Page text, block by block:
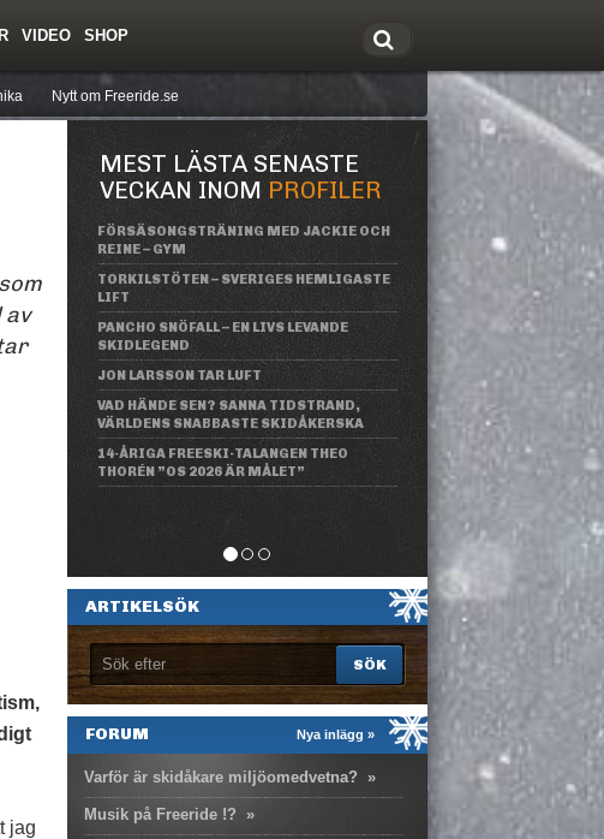
Nytt om Freeride.se
VIDEO SHOP
av
jag
MEST LÄSTA SENASTE
VECKAN INOM PROFILER
FÖRSÄSONGSTRÄNING MED JACKIE OCH
REINE – GYM
TORKILSTÖTEN – SVERIGES HEMLIGASTE
LIFT
PANCHO SNÖFALL – EN LIVS LEVANDE
SKIDLEGEND
JON LARSSON TAR LUFT
VAD HÄNDE SEN? SANNA TIDSTRAND,
VÄRLDENS SNABBASTE SKIDÅKERSKA
14-ÅRIGA FREESKI-TALANGEN THEO
THORÉN ”OS 2026 ÄR MÅLET”
ARTIKELSÖK
Nya inlägg »
FORUM
Varför är skidåkare miljöomedvetna? »
Musik på Freeride !? »